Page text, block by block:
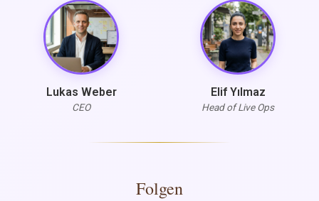
Lukas Weber
CEO
Elif Yılmaz
Head of Live Ops
Folgen